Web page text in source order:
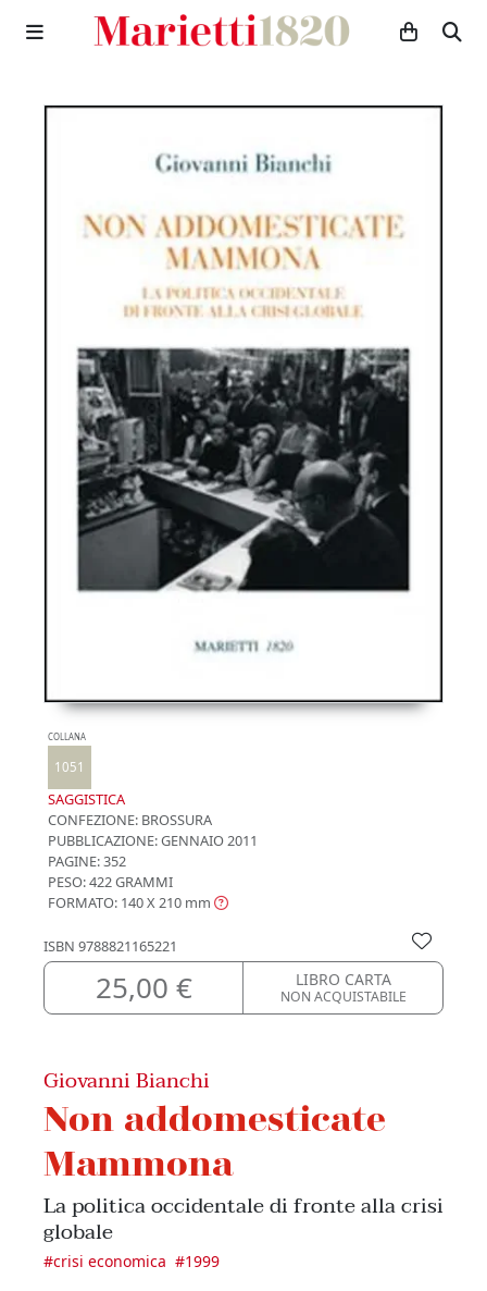
COLLANA
1051
SAGGISTICA
CONFEZIONE: BROSSURA
PUBBLICAZIONE:GENNAIO 2011
PAGINE: 352
PESO: 422 GRAMMI
FORMATO: 140 X 210 mm
ISBN 9788821165221
25,00 € LIBRO CARTA
NON ACQUISTABILE
Giovanni Bianchi
Non addomesticate
Mammona
La politica occidentale di fronte alla crisi
globale
#crisi economica #1999